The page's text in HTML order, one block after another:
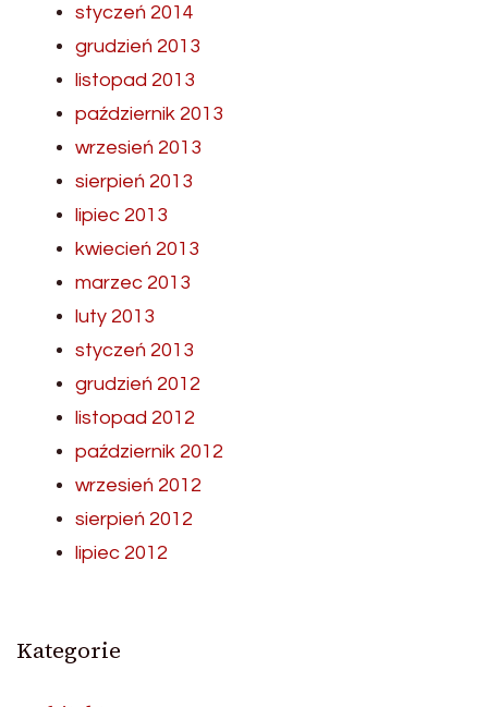
styczeń 2014
grudzień 2013
listopad 2013
październik 2013
wrzesień 2013
sierpień 2013
lipiec 2013
kwiecień 2013
marzec 2013
luty 2013
styczeń 2013
grudzień 2012
listopad 2012
październik 2012
wrzesień 2012
sierpień 2012
lipiec 2012
Kategorie